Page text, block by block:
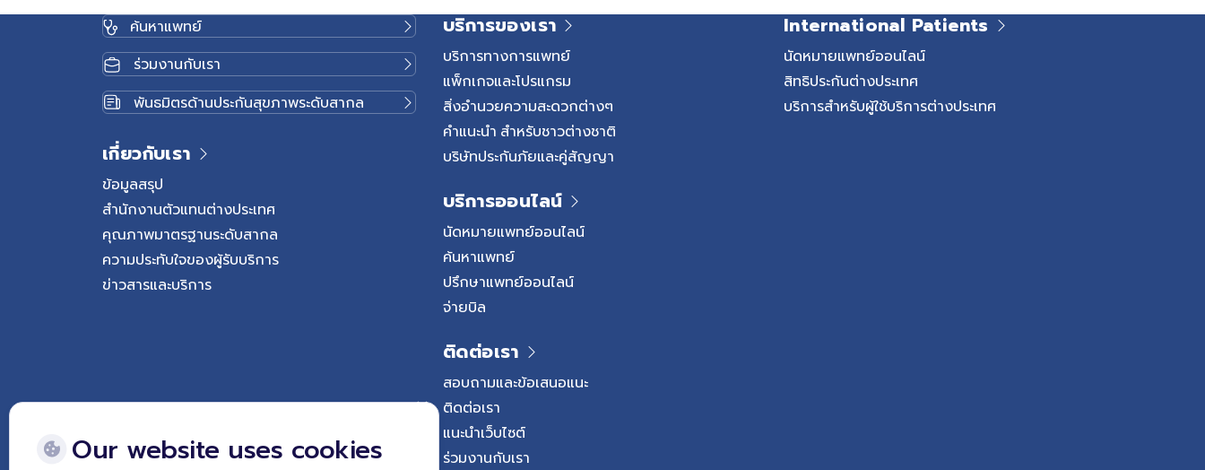
สุขภาพหัวใจได้อย่างเหมาะสม เส้นเลือดหัวใจตีบ คืออะไร
เส้นเลือดหัวใจตีบ หรือโรคหลอดเลือดหัวใจตีบ
(Coronary Artery Disease: CAD) คือ ภาวะที่หลอด
เลือดหัวใจซึ่งทำหน้าที่นำเลือดและออกซิเจนไปเลี้ยงกล้าม
เนื้อหัวใจเกิดการตีบแคบลง ส่งผลให้เลือดไปเลี้ยงหัวใจได้
ไม่เพียงพอ โดยเฉพาะในช่วงที่หัวใจต้องการออกซิเจน
มากขึ้น เช่น ขณะออกกำลังกาย เดินเร็ว หรือทำกิจกรรม
ที่ใช้แรง โดยสาเหตุหลัก ๆ เกิดจากภาวะหลอดเลือดแดง
ค้นหาแพทย์
ร่วมงานกับเรา
พันธมิตรด้านประกันสุขภาพระดับสากล
เกี่ยวกับเรา
ข้อมูลสรุป
สำนักงานตัวแทนต่างประเทศ
คุณภาพมาตรฐานระดับสากล
ความประทับใจของผู้รับบริการ
ข่าวสารและบริการ
บริการของเรา
บริการทางการแพทย์
แพ็กเกจและโปรแกรม
สิ่งอำนวยความสะดวกต่างๆ
คำแนะนำ สำหรับชาวต่างชาติ
บริษัทประกันภัยและคู่สัญญา
บริการออนไลน์
นัดหมายแพทย์ออนไลน์
ค้นหาแพทย์
ปรึกษาแพทย์ออนไลน์
จ่ายบิล
ติดต่อเรา
สอบถามและข้อเสนอแนะ
ติดต่อเรา
แนะนำเว็บไซต์
ร่วมงานกับเรา
International Patients
นัดหมายแพทย์ออนไลน์
สิทธิประกันต่างประเทศ
บริการสำหรับผู้ใช้บริการต่างประเทศ
Our website uses cookies